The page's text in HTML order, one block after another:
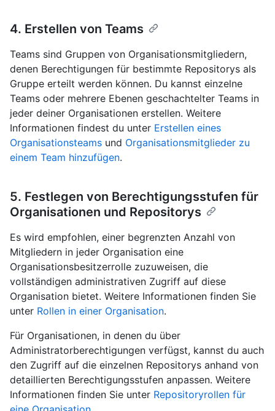
4. Erstellen von Teams
Teams sind Gruppen von Organisationsmitgliedern,
denen Berechtigungen für bestimmte Repositorys als
Gruppe erteilt werden können. Du kannst einzelne
Teams oder mehrere Ebenen geschachtelter Teams in
jeder deiner Organisationen erstellen. Weitere
Informationen findest du unter Erstellen eines
Organisationsteams und Organisationsmitglieder zu
einem Team hinzufügen.
5. Festlegen von Berechtigungsstufen für
Organisationen und Repositorys
Es wird empfohlen, einer begrenzten Anzahl von
Mitgliedern in jeder Organisation eine
Organisationsbesitzerrolle zuzuweisen, die
vollständigen administrativen Zugriff auf diese
Organisation bietet. Weitere Informationen finden Sie
unter Rollen in einer Organisation.
Für Organisationen, in denen du über
Administratorberechtigungen verfügst, kannst du auch
den Zugriff auf die einzelnen Repositorys anhand von
detaillierten Berechtigungsstufen anpassen. Weitere
Informationen finden Sie unter Repositoryrollen für